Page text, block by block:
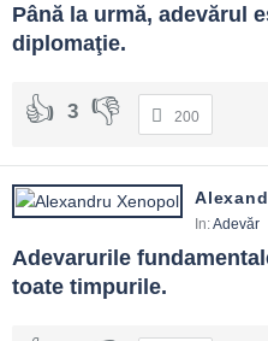
Până la urmă, adevărul
diplomaţie.
3 200
In:Adevăr
Adevarurile
toate timpurile.